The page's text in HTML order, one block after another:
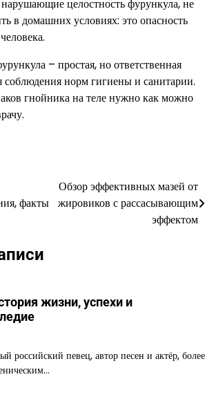
целостность фурункула, не
в домашних условиях: это опасность
– простая, но ответственная
соблюдения норм гигиены и санитарии.
гнойника на теле нужно как можно
факты
Обзор эффективных мазей от
жировиков с рассасывающим
эффектом
жизни, успехи и
российский певец, автор песен и актёр, более